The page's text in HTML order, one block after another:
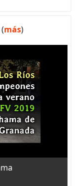
(más)